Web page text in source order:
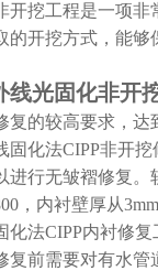
开挖工程是一项非
的开挖方式，能够
线光固化非开
复的较高要求，
固化法CIPP非开
进行无皱褶修复。
，内衬壁厚从
化法CIPP内衬修
复前需要对有水管